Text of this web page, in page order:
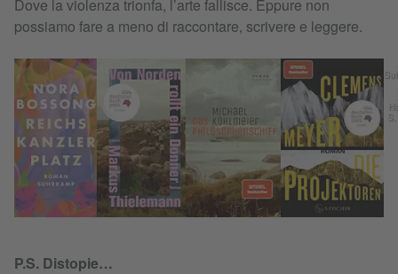
Dove la violenza trionfa, l’arte fallisce. Eppure non
possiamo fare a meno di raccontare, scrivere e leggere.
P.S. Distopie…